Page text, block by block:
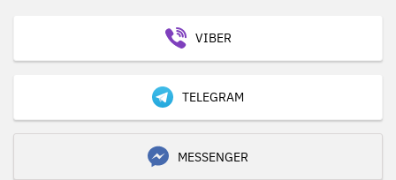
VIBER
TELEGRAM
MESSENGER